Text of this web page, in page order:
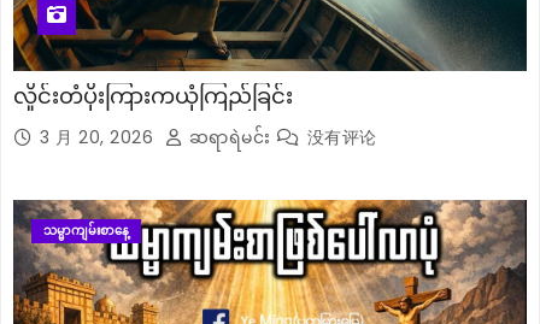
လှိုင်းတံပိုးကြားကယုံကြည်ခြင်း
3 月 20, 2026 ဆရာရဲမင်း 没有评论
သမ္မာကျမ်းစာနေ့